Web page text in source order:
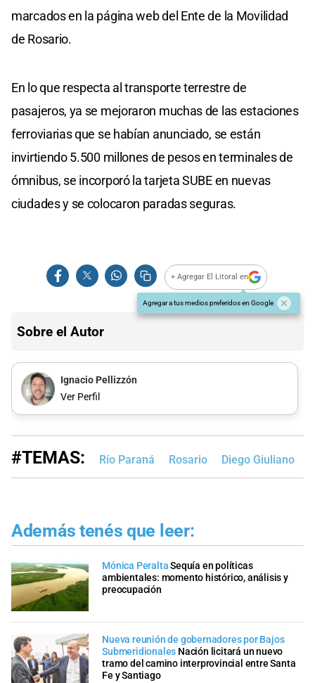
marcados en la página web del Ente de la Movilidad
de Rosario.
En lo que respecta al transporte terrestre de
pasajeros, ya se mejoraron muchas de las estaciones
ferroviarias que se habían anunciado, se están
invirtiendo 5.500 millones de pesos en terminales de
ómnibus, se incorporó la tarjeta SUBE en nuevas
ciudades y se colocaron paradas seguras.
+ Agregar El Litoral en
Agregar a tus medios preferidos en Google
Sobre el Autor
Ignacio Pellizzón
Ver Perfil
#TEMAS: Río Paraná Rosario Diego Giuliano
Además tenés que leer:
Mónica PeraltaSequía en políticas
ambientales: momento histórico, análisis y
preocupación
Nueva reunión de gobernadores por Bajos
Submeridionales Nación licitará un nuevo
tramo del camino interprovincial entre Santa
Fe y Santiago